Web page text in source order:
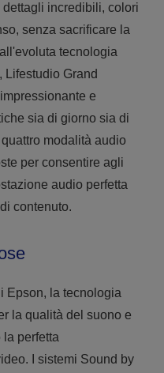
incredibili, colori
senza sacrificare la
tecnologia
Lifestudio Grand
e
sia di giorno sia di
modalità audio
per consentire agli
audio perfetta
contenuto.
Epson, la tecnologia
la qualità del suono e
perfetta
I sistemi Sound by